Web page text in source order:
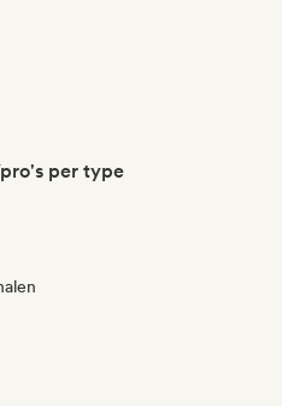
per type